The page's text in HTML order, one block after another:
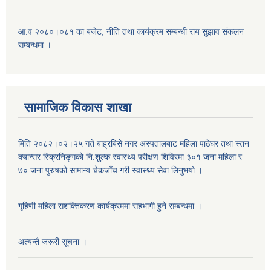
आ.व २०८०।०८१ का बजेट, नीति तथा कार्यक्रम सम्बन्धी राय सुझाव संकलन
सम्बन्धमा ।
सामाजिक विकास शाखा
मिति २०८२।०२।२५ गते बाह्रबिसे नगर अस्पतालबाट महिला पाठेघर तथा स्तन
क्यान्सर स्क्रिनिङ्गको नि:शुल्क स्वास्थ्य परीक्षण शिविरमा ३०१ जना महिला र
७० जना पुरुषको सामान्य चेकजाँच गरी स्वास्थ्य सेवा लिनुभयो ।
गृहिणी महिला सशक्तिकरण कार्यक्रममा सहभागी हुने सम्बन्धमा ।
अत्यन्तै जरूरी सूचना ।